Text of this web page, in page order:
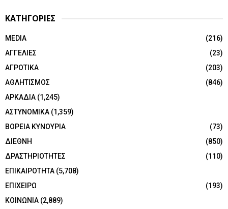
ΚΑΤΗΓΟΡΙΕΣ
MEDIA
(216)
ΑΓΓΕΛΙΕΣ
(23)
ΑΓΡΟΤΙΚΑ
(203)
ΑΘΛΗΤΙΣΜΟΣ
(846)
ΑΡΚΑΔΙΑ (1,245)
ΑΣΤΥΝΟΜΙΚΑ (1,359)
ΒΟΡΕΙΑ ΚΥΝΟΥΡΙΑ
(73)
ΔΙΕΘΝΗ
(850)
ΔΡΑΣΤΗΡΙΟΤΗΤΕΣ
(110)
ΕΠΙΚΑΙΡΟΤΗΤΑ (5,708)
ΕΠΙΧΕΙΡΩ
(193)
ΚΟΙΝΩΝΙΑ (2,889)